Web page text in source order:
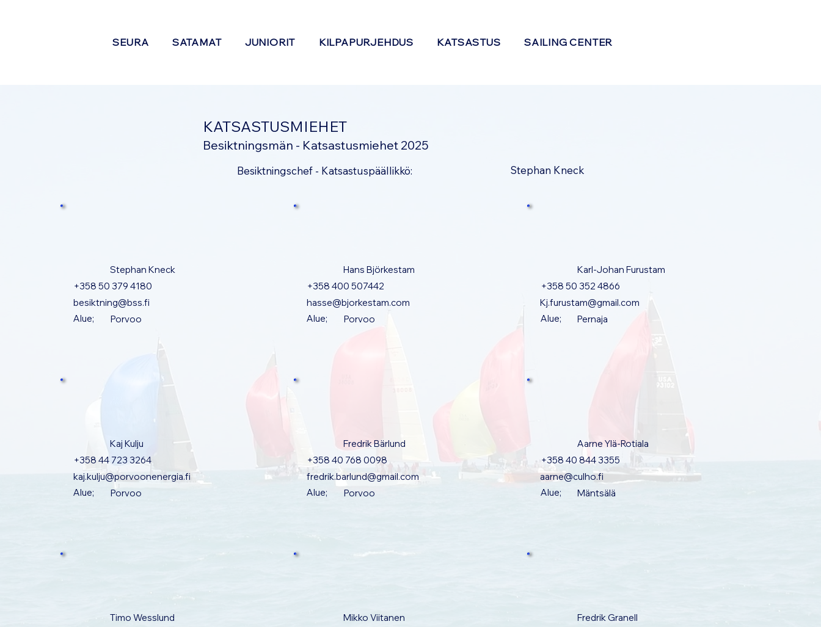
SEURA SATAMAT JUNIORIT KILPAPURJEHDUS KATSASTUS SAILING CENTER
Stephan Kneck
+358 50 379 4180
besiktning@bss.fi
Porvoo
Alue;
Hans Björkestam
+358 400 507442
hasse@bjorkestam.com
Porvoo
Alue;
Karl-Johan Furustam
+358 50 352 4866
Kj.furustam@gmail.com
Pernaja
Alue;
Kaj Kulju
+358 44 723 3264
kaj.kulju@porvoonenergia.fi
Porvoo
Alue;
Fredrik Bärlund
+358 40 768 0098
fredrik.barlund@gmail.com
Porvoo
Alue;
Aarne Ylä-Rotiala
+358 40 844 3355
aarne@culho.fi
Mäntsälä
Alue;
Timo Wesslund
Mikko Viitanen
Fredrik Granell
KATSASTUSMIEHET
Besiktningsmän - Katsastusmiehet 2025
Stephan Kneck
Besiktningschef - Katsastuspäällikkö: